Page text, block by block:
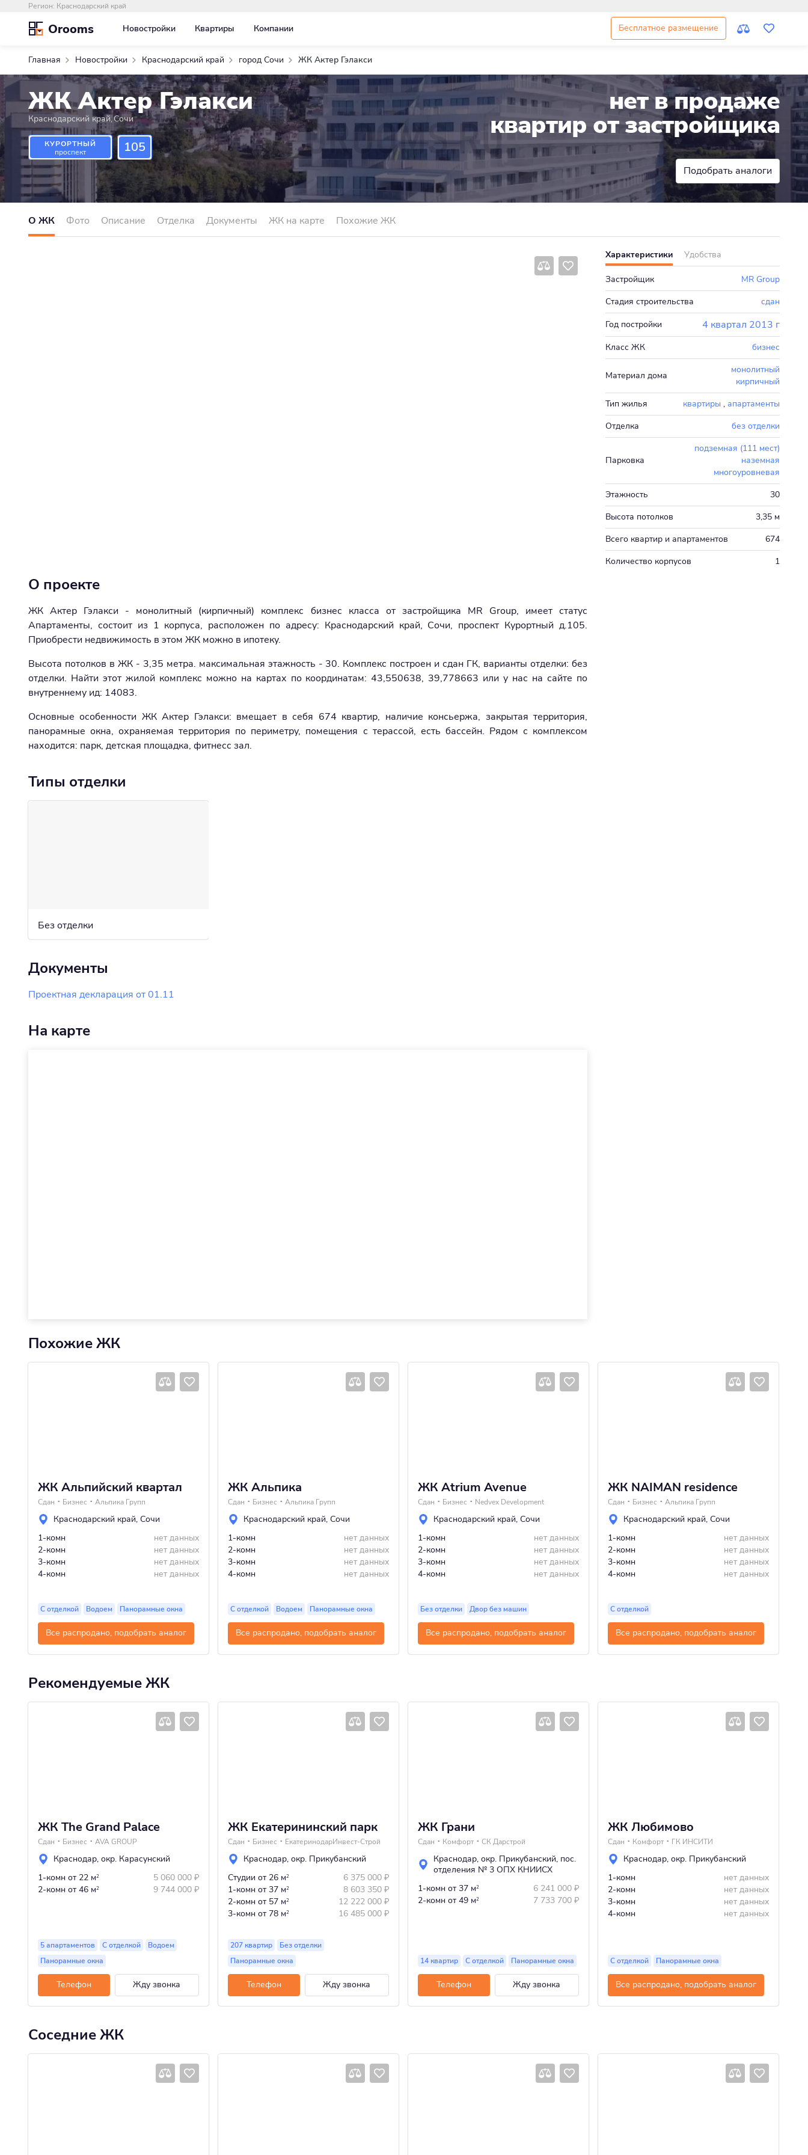
Регион: Краснодарский край
Orooms Новостройки Квартиры Компании Бесплатное размещение
Главная Новостройки Краснодарский край город Сочи ЖК Актер Гэлакси
ЖК Актер Гэлакси
Краснодарский край,Сочи
КУРОРТНЫЙ
проспект
105
нет в продаже
квартир от застройщика
Подобрать аналоги
О ЖК Фото Описание Отделка Документы ЖК на карте Похожие ЖК
Характеристики Удобства
Застройщик
MR Group
Стадия строительства
сдан
Год постройки
4 квартал 2013 г
Класс ЖК бизнес
Материал дома
монолитный
кирпичный
Тип жилья
квартиры , апартаменты
Отделка
без отделки
Парковка
подземная (111 мест)
наземная
многоуровневая
Этажность
30
Высота потолков
3,35 м
Всего квартир и апартаментов
674
Количество корпусов
1
О проекте
ЖК Актер Гэлакси - монолитный (кирпичный) комплекс бизнес класса от застройщика MR Group, имеет статус
Апартаменты, состоит из 1 корпуса, расположен по адресу: Краснодарский край, Сочи, проспект Курортный д.105.
Приобрести недвижимость в этом ЖК можно в ипотеку.
Высота потолков в ЖК - 3,35 метра. максимальная этажность - 30. Комплекс построен и сдан ГК, варианты отделки: без
отделки. Найти этот жилой комплекс можно на картах по координатам: 43,550638, 39,778663 или у нас на сайте по
внутреннему ид: 14083.
Основные особенности ЖК Актер Гэлакси: вмещает в себя 674 квартир, наличие консьержа, закрытая территория,
панорамные окна, охраняемая территория по периметру, помещения с терассой, есть бассейн. Рядом с комплексом
находится: парк, детская площадка, фитнесс зал.
Типы отделки
Без отделки
Документы
Проектная декларация от 01.11
На карте
Похожие ЖК
ЖК Альпийский квартал
Сдан Бизнес Альпика Групп
Краснодарский край, Сочи
1-комн
нет данных
2-комн
нет данных
3-комн
нет данных
4-комн
нет данных
С отделкой Водоем Панорамные окна
Все распродано, подобрать аналог
ЖК Альпика
Сдан Бизнес Альпика Групп
Краснодарский край, Сочи
1-комн
нет данных
2-комн
нет данных
3-комн
нет данных
4-комн
нет данных
С отделкой Водоем Панорамные окна
Все распродано, подобрать аналог
ЖК Atrium Avenue
Сдан Бизнес Nedvex Development
Краснодарский край, Сочи
1-комн
нет данных
2-комн
нет данных
3-комн
нет данных
4-комн
нет данных
Без отделки Двор без машин
Все распродано, подобрать аналог
ЖК NAIMAN residence
Сдан Бизнес Альпика Групп
Краснодарский край, Сочи
1-комн
нет данных
2-комн
нет данных
3-комн
нет данных
4-комн
нет данных
С отделкой
Все распродано, подобрать аналог
Рекомендуемые ЖК
ЖК The Grand Palace
Сдан Бизнес AVA GROUP
Краснодар, окр. Карасунский
1-комн от 22 м2 5 060 000 ₽
2-комн от 46 м2 9 744 000 ₽
5 апартаментов С отделкой
Водоем
Панорамные окна
Телефон Жду звонка
ЖК Екатерининский парк
Сдан Бизнес ЕкатеринодарИнвест-Строй
Краснодар, окр. Прикубанский
Студии от 26 м2 6 375 000 ₽
1-комн от 37 м2 8 603 350 ₽
2-комн от 57 м2 12 222 000 ₽
3-комн от 78 м2 16 485 000 ₽
207 квартир
Без отделки
Панорамные окна
Телефон Жду звонка
ЖК Грани
Сдан Комфорт СК Дарстрой
Краснодар, окр. Прикубанский, пос.
отделения № 3 ОПХ КНИИСХ
1-комн от 37 м2 6 241 000 ₽
2-комн от 49 м2 7 733 700 ₽
14 квартир С отделкой Панорамные окна
Телефон Жду звонка
ЖК Любимово
Сдан Комфорт ГК ИНСИТИ
Краснодар, окр. Прикубанский
1-комн
нет данных
2-комн
нет данных
3-комн
нет данных
4-комн
нет данных
С отделкой Панорамные окна
Все распродано, подобрать аналог
Соседние ЖК